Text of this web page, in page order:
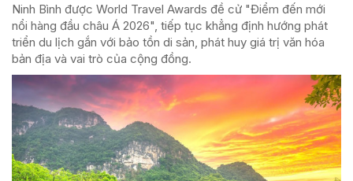
Ninh Bình được World Travel Awards đề cử "Điểm đến mới
nổi hàng đầu châu Á 2026", tiếp tục khẳng định hướng phát
triển du lịch gắn với bảo tồn di sản, phát huy giá trị văn hóa
bản địa và vai trò của cộng đồng.